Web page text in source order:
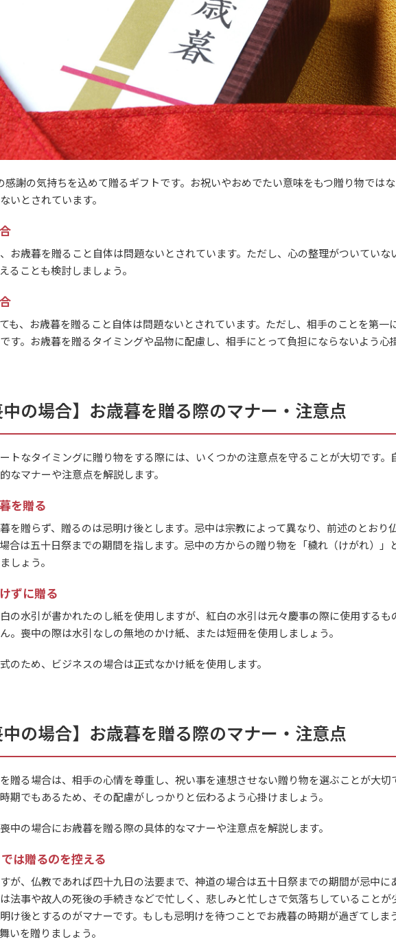
感謝の気持ちを込めて贈るギフトです。お祝いやおめでたい意味をもつ贈り物では
いとされています。
お歳暮を贈ること自体は問題ないとされています。ただし、心の整理がついていな
ることも検討しましょう。
も、お歳暮を贈ること自体は問題ないとされています。ただし、相手のことを第一
す。お歳暮を贈るタイミングや品物に配慮し、相手にとって負担にならないよう心
中の場合】お歳暮を贈る際のマナー・注意点
トなタイミングに贈り物をする際には、いくつかの注意点を守ることが大切です。
なマナーや注意点を解説します。
を贈る
を贈らず、贈るのは忌明け後とします。忌中は宗教によって異なり、前述のとおり
合は五十日祭までの期間を指します。忌中の方からの贈り物を「穢れ（けがれ）」
しょう。
ずに贈る
の水引が書かれたのし紙を使用しますが、紅白の水引は元々慶事の際に使用するも
。喪中の際は水引なしの無地のかけ紙、または短冊を使用しましょう。
のため、ビジネスの場合は正式なかけ紙を使用します。
中の場合】お歳暮を贈る際のマナー・注意点
贈る場合は、相手の心情を尊重し、祝い事を連想させない贈り物を選ぶことが大切
期でもあるため、その配慮がしっかりと伝わるよう心掛けましょう。
中の場合にお歳暮を贈る際の具体的なマナーや注意点を解説します。
は贈るのを控える
が、仏教であれば四十九日の法要まで、神道の場合は五十日祭までの期間が忌中に
法事や故人の死後の手続きなどで忙しく、悲しみと忙しさで気落ちしていること
け後とするのがマナーです。もしも忌明けを待つことでお歳暮の時期が過ぎてしま
いを贈りましょう。